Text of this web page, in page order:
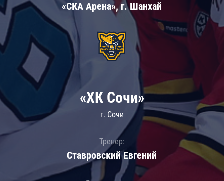
«СКА Арена», г. Шанхай
«ХК Сочи»
г. Сочи
Тренер:
Ставровский Евгений